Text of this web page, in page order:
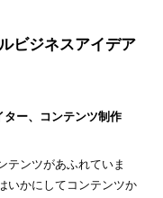
ビジネスアイデア
ー、コンテンツ制作
テンツがあふれていま
いかにしてコンテンツか